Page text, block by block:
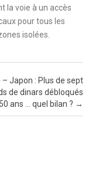
la voie à un accès
pour tous les
isolées.
– Japon : Plus de sept
de dinars débloqués
ans … quel bilan ? →